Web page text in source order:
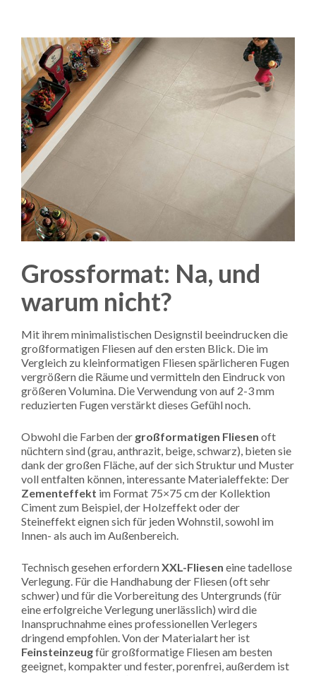
Grossformat: Na, und
warum nicht?
Mit ihrem minimalistischen Designstil beeindrucken die
großformatigen Fliesen auf den ersten Blick. Die im
Vergleich zu kleinformatigen Fliesen spärlicheren Fugen
vergrößern die Räume und vermitteln den Eindruck von
größeren Volumina. Die Verwendung von auf 2-3 mm
reduzierten Fugen verstärkt dieses Gefühl noch.
Obwohl die Farben der großformatigen Fliesen oft
nüchtern sind (grau, anthrazit, beige, schwarz), bieten sie
dank der großen Fläche, auf der sich Struktur und Muster
voll entfalten können, interessante Materialeffekte: Der
Zementeffekt im Format 75×75 cm der Kollektion
Ciment zum Beispiel, der Holzeffekt oder der
Steineffekt eignen sich für jeden Wohnstil, sowohl im
Innen- als auch im Außenbereich.
Technisch gesehen erfordernXXL-Fliesen eine tadellose
Verlegung. Für die Handhabung der Fliesen (oft sehr
schwer) und für die Vorbereitung des Untergrunds (für
eine erfolgreiche Verlegung unerlässlich) wird die
Inanspruchnahme eines professionellen Verlegers
dringend empfohlen. Von der Materialart her ist
Feinsteinzeugfür großformatige Fliesen am besten
geeignet, kompakter und fester, porenfrei, außerdem ist